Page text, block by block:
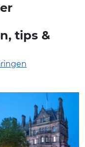
tips &